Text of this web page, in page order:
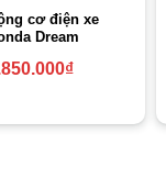
cơ điện xe
Dream
₫